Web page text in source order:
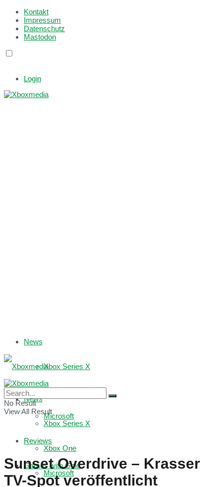
Kontakt
Impressum
Datenschutz
Mastodon
Login
News
Xbox Series X
Microsoft
Reviews
Games with Gold
News
Xbox Series X
Xbox One
Microsoft
No Result
View All Result
Sunset Overdrive – Krasser
TV-Spot veröffentlicht